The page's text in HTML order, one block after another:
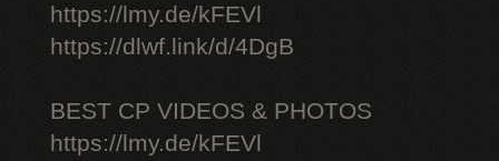
https://lmy.de/kFEVl
https://dlwf.link/d/4DgB
BEST CP VIDEOS & PHOTOS
https://lmy.de/kFEVl